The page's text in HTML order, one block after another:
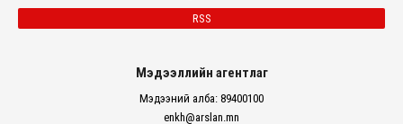
RSS
Мэдээллийн агентлаг
Мэдээний алба: 89400100
enkh@arslan.mn